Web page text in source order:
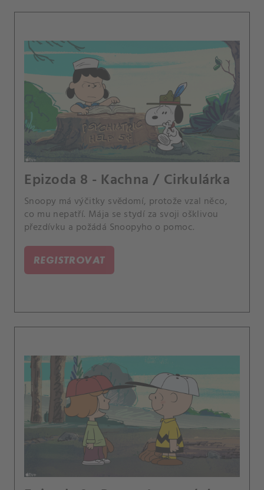
Epizoda 8 - Kachna / Cirkulárka
Snoopy má výčitky svědomí, protože vzal něco,
co mu nepatří. Mája se stydí za svoji ošklivou
přezdívku a požádá Snoopyho o pomoc.
REGISTROVAT